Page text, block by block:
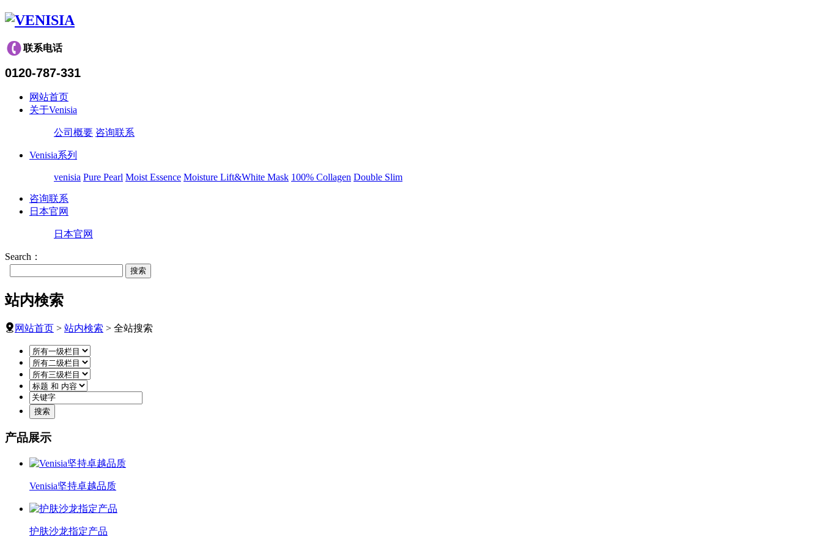
联系电话
0120-787-331
网站首页
关于Venisia
公司概要 咨询联系
Venisia系列
venisia Pure Pearl Moist Essence Moisture Lift&White Mask 100% Collagen Double Slim
咨询联系
日本官网
日本官网
Search：
站内検索
网站首页 > 站内検索 > 全站搜索
产品展示
Venisia坚持卓越品质
护肤沙龙指定产品